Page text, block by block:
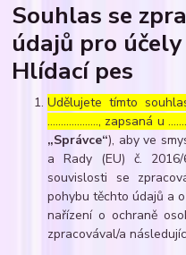
Souhlas se
údajů pro
Hlídací pes
Udělujete tímto
………………., zapsaná u
„Správce“), aby ve
a Rady (EU) č.
souvislosti se
pohybu těchto údajů a
nařízení o ochraně
zpracovával/a